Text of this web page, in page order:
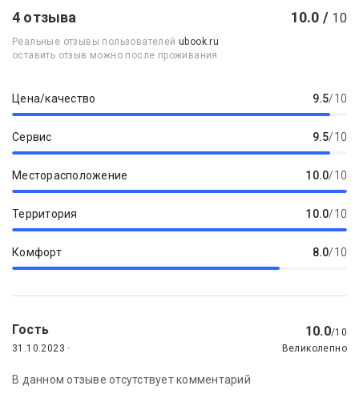
4 отзыва 10.0 / 10
Реальные отзывы пользователейubook.ru
оставить отзыв можно после проживания
Цена/качество 9.5/10
Сервис 9.5/10
Месторасположение 10.0/10
Территория 10.0/10
Комфорт 8.0/10
Гость 10.0/10
31.10.2023 ·
Великолепно
В данном отзыве отсутствует комментарий